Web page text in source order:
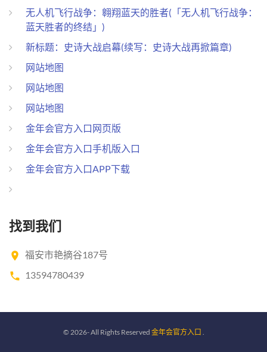
无人机飞行战争：翱翔蓝天的胜者(「无人机飞行战争：
蓝天胜者的终结」)
新标题：史诗大战启幕(续写：史诗大战再掀篇章)
网站地图
网站地图
网站地图
金年会官方入口网页版
金年会官方入口手机版入口
金年会官方入口APP下载
找到我们
福安市艳摘谷187号
13594780439
© 2026- All Rights Reserved 金年会官方入口 .